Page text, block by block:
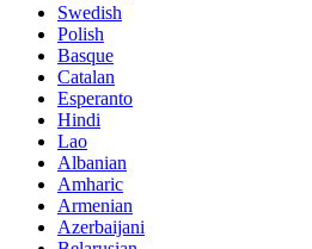
Swedish
Polish
Basque
Catalan
Esperanto
Hindi
Lao
Albanian
Amharic
Armenian
Azerbaijani